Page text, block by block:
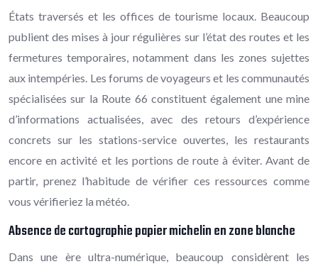
États traversés et les offices de tourisme locaux. Beaucoup
publient des mises à jour régulières sur l’état des routes et les
fermetures temporaires, notamment dans les zones sujettes
aux intempéries. Les forums de voyageurs et les communautés
spécialisées sur la Route 66 constituent également une mine
d’informations actualisées, avec des retours d’expérience
concrets sur les stations-service ouvertes, les restaurants
encore en activité et les portions de route à éviter. Avant de
partir, prenez l’habitude de vérifier ces ressources comme
vous vérifieriez la météo.
Absence de cartographie papier michelin en zone blanche
Dans une ère ultra-numérique, beaucoup considèrent les